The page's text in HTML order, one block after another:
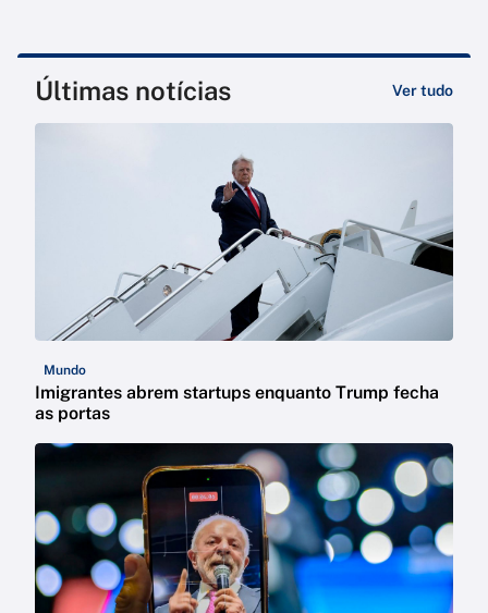
Últimas notícias Ver tudo
Mundo
Imigrantes abrem startups enquanto Trump fecha
as portas